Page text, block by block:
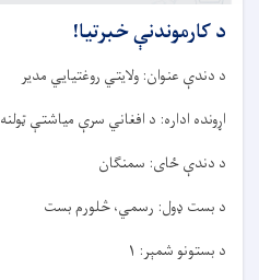
د کارموندنې خبرتيا!
د دندې عنوان: ولایتي روغتیایي مدیر
اړونده اداره: د افغاني سرې میاشتې ټولنه
د دندې ځای: سمنګان
د بست ډول: رسمي، څلورم بست
د بستونو شمېر: ۱